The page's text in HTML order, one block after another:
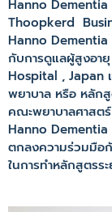
Hanno
Thoopkerd
Hanno
กับการดูแลผู้สูงอายุ
Hospital , Japan
พยาบาล หรือ หลัก
คณะพยาบาลศาสต
Hanno
ตกลงความร่วมมือ
ในการทำหลักสูตรร